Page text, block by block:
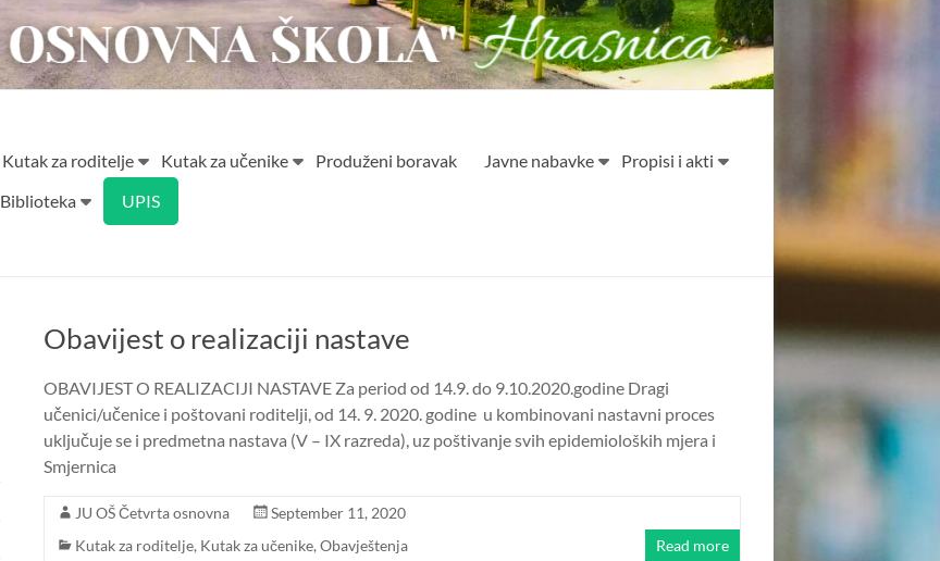
Kutak za roditelje Kutak za učenike Produženi boravak Javne nabavke
Propisi i akti
Biblioteka UPIS
Obavijest o realizaciji nastave
OBAVIJEST O REALIZACIJI NASTAVE Za period od 14.9. do 9.10.2020.godine Dragi
učenici/učenice i poštovani roditelji, od 14. 9. 2020. godine u kombinovani nastavni proces
uključuje se i predmetna nastava (V – IX razreda), uz poštivanje svih epidemioloških mjera i
Smjernica
JU OŠ Četvrta osnovna
September 11, 2020
Kutak za roditelje, Kutak za učenike, Obavještenja Read more